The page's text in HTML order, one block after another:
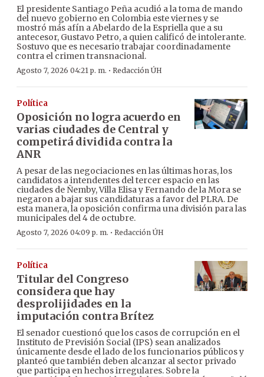
El presidente Santiago Peña acudió a la toma de mando
del nuevo gobierno en Colombia este viernes y se
mostró más afín a Abelardo de la Espriella que a su
antecesor, Gustavo Petro, a quien calificó de intolerante.
Sostuvo que es necesario trabajar coordinadamente
contra el crimen transnacional.
Agosto 7, 2026 04:21 p. m. · Redacción ÚH
Política
Oposición no logra acuerdo en
varias ciudades de Central y
competirá dividida contra la
ANR
A pesar de las negociaciones en las últimas horas, los
candidatos a intendentes del tercer espacio en las
ciudades de Ñemby, Villa Elisa y Fernando de la Mora se
negaron a bajar sus candidaturas a favor del PLRA. De
esta manera, la oposición confirma una división para las
municipales del 4 de octubre.
Agosto 7, 2026 04:09 p. m. · Redacción ÚH
Política
Titular del Congreso
considera que hay
desprolijidades en la
imputación contra Brítez
El senador cuestionó que los casos de corrupción en el
Instituto de Previsión Social (IPS) sean analizados
únicamente desde el lado de los funcionarios públicos y
planteó que también deben alcanzar al sector privado
que participa en hechos irregulares. Sobre la